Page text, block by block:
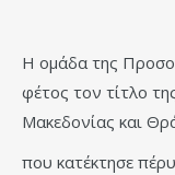
Η ομάδα της
φέτος τον τίτλο
Μακεδονίας και
που κατέκτησε